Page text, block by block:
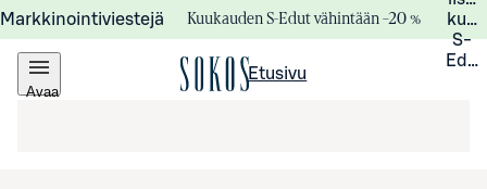
Markkinointiviestejä Kuukauden S-Edut vähintään –20 %
S-
Avaa
Etusivu